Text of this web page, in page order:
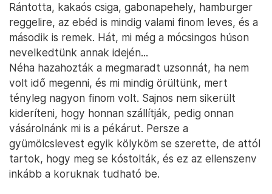
Rántotta, kakaós csiga, gabonapehely, hamburger
reggelire, az ebéd is mindig valami finom leves, és a
második is remek. Hát, mi még a mócsingos húson
nevelkedtünk annak idején...
Néha hazahozták a megmaradt uzsonnát, ha nem
volt idő megenni, és mi mindig örültünk, mert
tényleg nagyon finom volt. Sajnos nem sikerült
kideríteni, hogy honnan szállítják, pedig onnan
vásárolnánk mi is a pékárut. Persze a
gyümölcslevest egyik kölyköm se szerette, de attól
tartok, hogy meg se kóstolták, és ez az ellenszenv
inkább a koruknak tudható be.